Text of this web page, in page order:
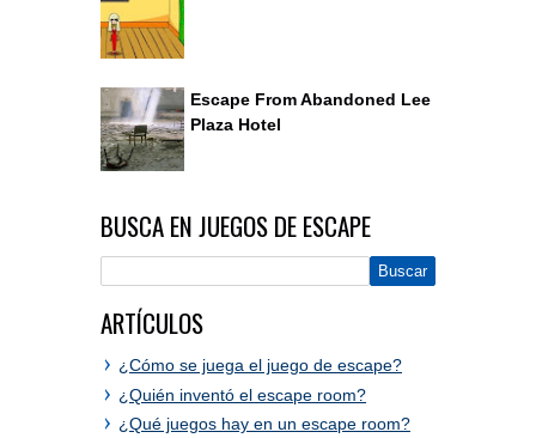
Escape From Abandoned Lee
Plaza Hotel
BUSCA EN JUEGOS DE ESCAPE
ARTÍCULOS
¿Cómo se juega el juego de escape?
¿Quién inventó el escape room?
¿Qué juegos hay en un escape room?